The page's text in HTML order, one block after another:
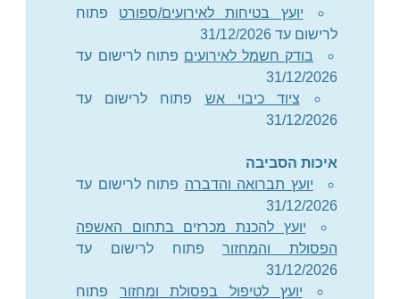
יועץ בטיחות לאירועים/ספורט פתוח
לרישום עד 31/12/2026
בודק חשמל לאירועים פתוח לרישום עד
31/12/2026
ציוד כיבוי אש פתוח לרישום עד
31/12/2026
איכות הסביבה
יועץ תברואה והדברה פתוח לרישום עד
31/12/2026
יועץ להכנת מכרזים בתחום האשפה
הפסולת והמחזורפתוח לרישום עד
31/12/2026
יועץ לטיפול בפסולת ומחזור פתוח